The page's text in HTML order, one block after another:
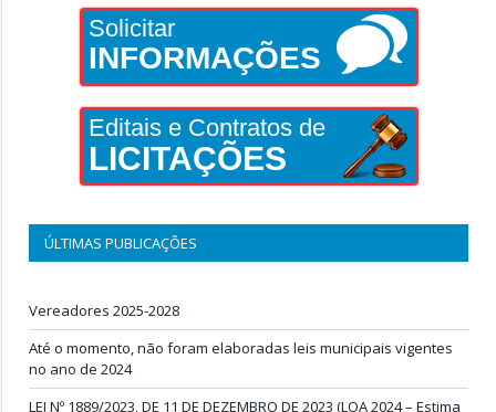
Solicitar
INFORMAÇÕES
Editais e Contratos de
LICITAÇÕES
ÚLTIMAS PUBLICAÇÕES
Vereadores 2025-2028
Até o momento, não foram elaboradas leis municipais vigentes
no ano de 2024
LEI Nº 1889/2023, DE 11 DE DEZEMBRO DE 2023 (LOA 2024 – Estima